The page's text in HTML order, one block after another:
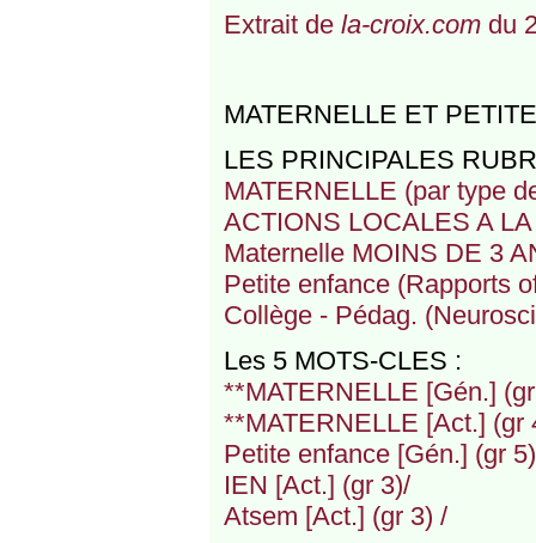
Extrait de la-croix.comdu
MATERNELLE ET
LES PRINCIPALES
MATERNELLE (par type
ACTIONS LOCALES A
Maternelle MOINS DE 3
Petite enfance (Rapports
Collège - Pédag.
Les 5 MOTS-CLES :
**MATERNELLE [Gén.]
**MATERNELLE [Act.] (gr
Petite enfance [Gén.] (gr
IEN [Act.] (gr 3)/
Atsem [Act.] (gr 3) /